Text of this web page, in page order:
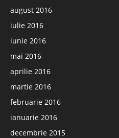
august 2016
iulie 2016
iunie 2016
mai 2016
aprilie 2016
martie 2016
februarie 2016
ianuarie 2016
decembrie 2015